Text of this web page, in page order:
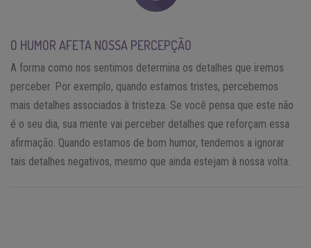
O HUMOR AFETA NOSSA PERCEPÇÃO
A forma como nos sentimos determina os detalhes que iremos
perceber. Por exemplo, quando estamos tristes, percebemos
mais detalhes associados à tristeza. Se você pensa que este não
é o seu dia, sua mente vai perceber detalhes que reforçam essa
afirmação. Quando estamos de bom humor, tendemos a ignorar
tais detalhes negativos, mesmo que ainda estejam à nossa volta.